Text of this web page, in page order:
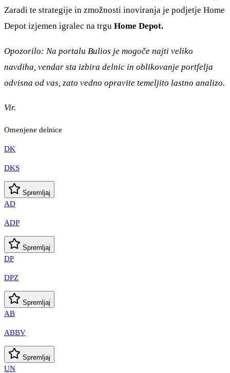
Zaradi te strategije in zmožnosti inoviranja je podjetje Home
Depot izjemen igralec na trgu Home Depot.
Opozorilo: Na portalu Bulios je mogoče najti veliko
navdiha, vendar sta izbira delnic in oblikovanje portfelja
odvisna od vas, zato vedno opravite temeljito lastno analizo.
Vir.
Omenjene delnice
DK
DKS
Spremljaj
AD
ADP
Spremljaj
DP
DPZ
Spremljaj
AB
ABBV
Spremljaj
UN